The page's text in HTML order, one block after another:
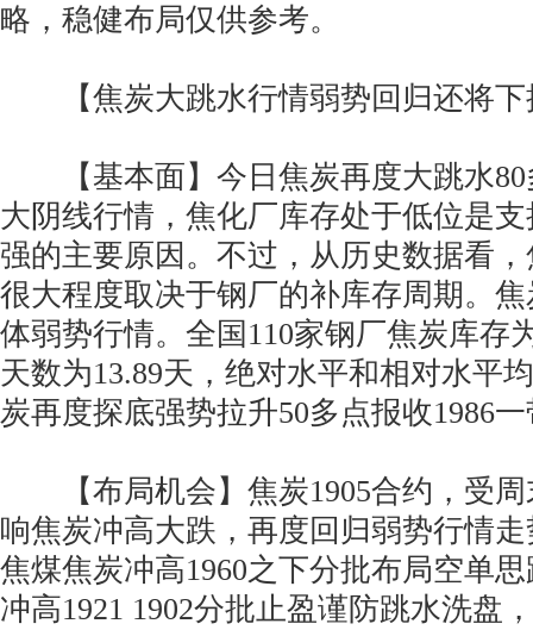
略，稳健布局仅供参考。
【焦炭大跳水行情弱势回归还将下
【基本面】今日焦炭再度大跳水80
大阴线行情，焦化厂库存处于低位是
强的主要原因。不过，从历史数据看
很大程度取决于钢厂的补库存周期。
体弱势行情。全国110家钢厂焦炭库存
天数为13.89天，绝对水平和相对水平
炭再度探底强势拉升50多点报收1986
【布局机会】焦炭1905合约，受周
响焦炭冲高大跌，再度回归弱势行情
焦煤焦炭冲高1960之下分批布局空单
冲高1921 1902分批止盈谨防跳水洗盘